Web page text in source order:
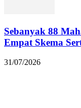
Sebanyak 88
Empat Skema
31/07/2026